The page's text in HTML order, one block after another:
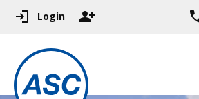
Login